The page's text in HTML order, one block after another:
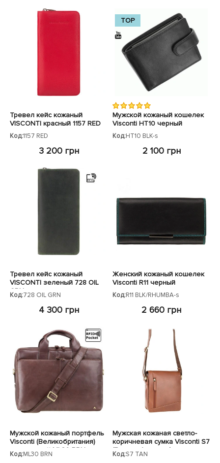
Тревел кейс кожаный
VISCONTI красный 1157 RED
Код:1157 RED
3 200 грн
TOP
Мужской кожаный кошелек
Visconti HT10 черный
Код:HT10 BLK-s
2 100 грн
Тревел кейс кожаный
VISCONTI зеленый 728 OIL
GRN
Код:728 OIL GRN
4 300 грн
Женский кожаный кошелек
Visconti R11 черный
Код:R11 BLK/RHUMBA-s
2 660 грн
Мужской кожаный портфель
Visconti (Великобритания)
коричневый ML30 BRN
Код:ML30 BRN
Мужская кожаная светло-
коричневая сумка Visconti S7
(Великобритания)
Код:S7 TAN